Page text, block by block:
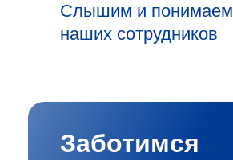
Слышим и понимаем
наших сотрудников
Заботимся